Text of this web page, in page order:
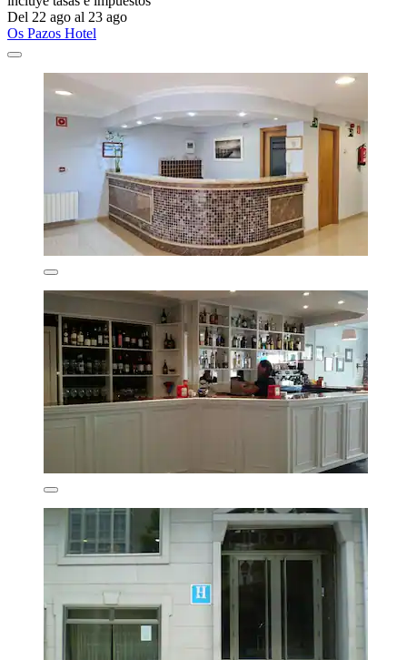
Del 22 ago al 23 ago
Os Pazos Hotel